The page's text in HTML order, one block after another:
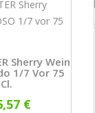
Sherry Wein
1/7 Vor 75
Cl.
€